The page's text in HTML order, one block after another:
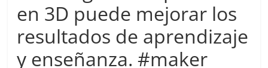
en 3D puede mejorar los
resultados de aprendizaje
y enseñanza. #maker